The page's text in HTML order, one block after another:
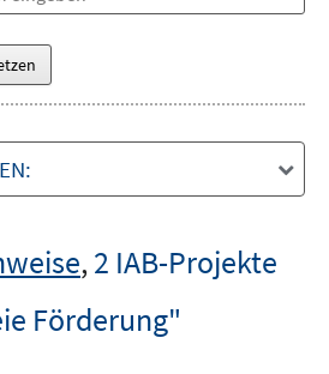
,2 IAB-Projekte
Förderung"